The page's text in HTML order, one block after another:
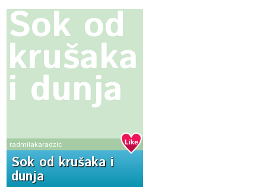
Sok od
krušaka
i dunja
radmilakaradzic
Sok od krušaka i
dunja